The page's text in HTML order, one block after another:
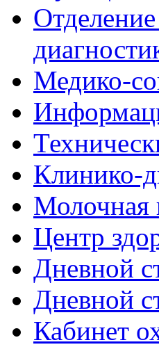
Медико-
Клинико-
Молочная
Центр
Дневной
Дневной
Кабинет